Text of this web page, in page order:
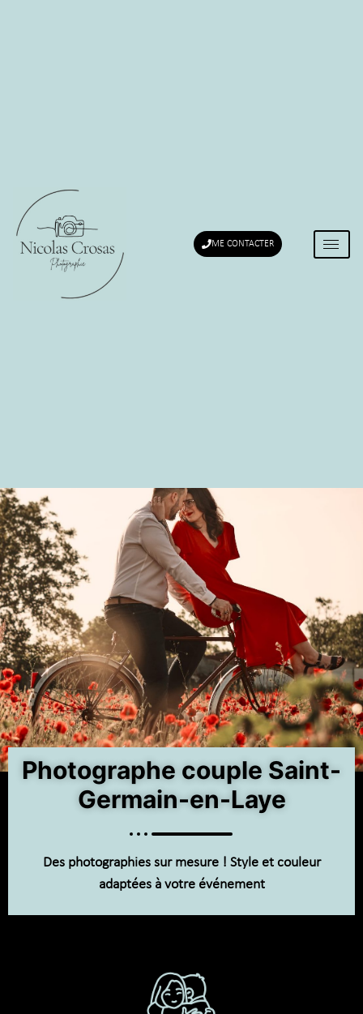
ME CONTACTER
Photographe couple Saint-
Germain-en-Laye
Des photographies sur mesure ! Style et couleur
adaptées à votre événement